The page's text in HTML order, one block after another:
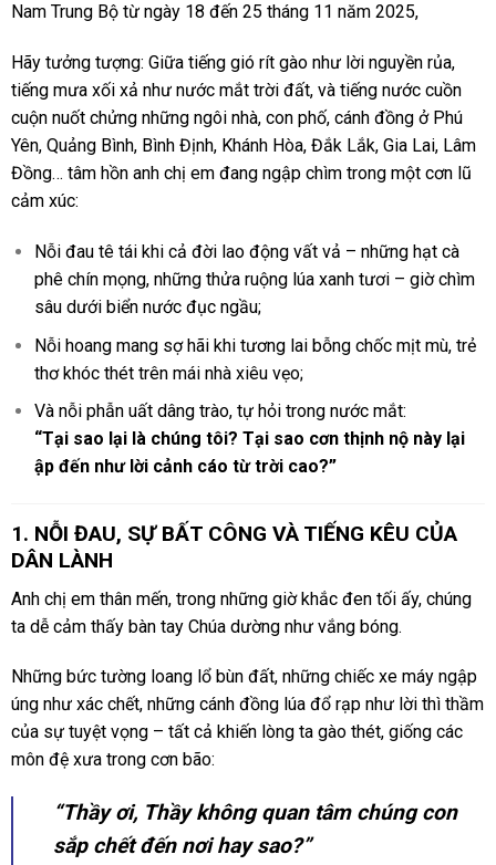
Nam Trung Bộ từ ngày 18 đến 25 tháng 11 năm 2025,
Hãy tưởng tượng: Giữa tiếng gió rít gào như lời nguyền rủa,
tiếng mưa xối xả như nước mắt trời đất, và tiếng nước cuồn
cuộn nuốt chửng những ngôi nhà, con phố, cánh đồng ở Phú
Yên, Quảng Bình, Bình Định, Khánh Hòa, Đắk Lắk, Gia Lai, Lâm
Đồng… tâm hồn anh chị em đang ngập chìm trong một cơn lũ
cảm xúc:
Nỗi đau tê tái khi cả đời lao động vất vả – những hạt cà
phê chín mọng, những thửa ruộng lúa xanh tươi – giờ chìm
sâu dưới biển nước đục ngầu;
Nỗi hoang mang sợ hãi khi tương lai bỗng chốc mịt mù, trẻ
thơ khóc thét trên mái nhà xiêu vẹo;
Và nỗi phẫn uất dâng trào, tự hỏi trong nước mắt:
“Tại sao lại là chúng tôi? Tại sao cơn thịnh nộ này lại
ập đến như lời cảnh cáo từ trời cao?”
1. NỖI ĐAU, SỰ BẤT CÔNG VÀ TIẾNG KÊU CỦA
DÂN LÀNH
Anh chị em thân mến, trong những giờ khắc đen tối ấy, chúng
ta dễ cảm thấy bàn tay Chúa dường như vắng bóng.
Những bức tường loang lổ bùn đất, những chiếc xe máy ngập
úng như xác chết, những cánh đồng lúa đổ rạp như lời thì thầm
của sự tuyệt vọng – tất cả khiến lòng ta gào thét, giống các
môn đệ xưa trong cơn bão:
“Thầy ơi, Thầy không quan tâm chúng con
sắp chết đến nơi hay sao?”